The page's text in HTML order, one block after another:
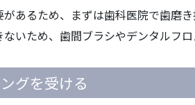
あるため、まずは歯科医院で歯磨
いため、歯間ブラシやデンタルフロ
グを受ける